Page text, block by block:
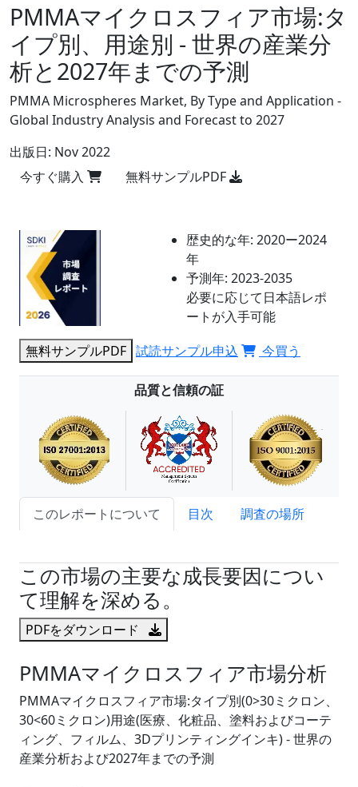
PMMAマイクロスフィア市場:タ
イプ別、用途別 - 世界の産業分
析と2027年までの予測
PMMA Microspheres Market, By Type and Application -
Global Industry Analysis and Forecast to 2027
出版日: Nov 2022
今すぐ購入
無料サンプルPDF
歴史的な年: 2020ー2024
年
予測年: 2023-2035
必要に応じて日本語レポ
ートが入手可能
無料サンプルPDF 試読サンプル申込 今買う
品質と信頼の証
このレポートについて 目次
調査の場所
この市場の主要な成長要因につい
て理解を深める。
PDFをダウンロード
PMMAマイクロスフィア市場分析
PMMAマイクロスフィア市場:タイプ別(0>30ミクロン、
30<60ミクロン)用途(医療、化粧品、塗料およびコーテ
ィング、フィルム、3Dプリンティングインキ) - 世界の
産業分析および2027年までの予測